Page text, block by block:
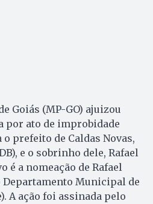
Goiás (MP-GO) ajuizou
por ato de improbidade
prefeito de Caldas Novas,
e o sobrinho dele, Rafael
é a nomeação de Rafael
Departamento Municipal de
A ação foi assinada pelo